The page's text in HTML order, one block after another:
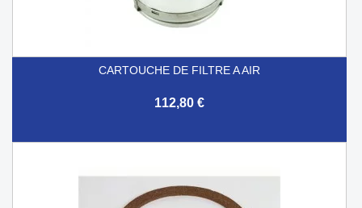
CARTOUCHE DE FILTRE A AIR
112,80 €